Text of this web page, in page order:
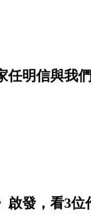
任明信與我
啟發，看3位